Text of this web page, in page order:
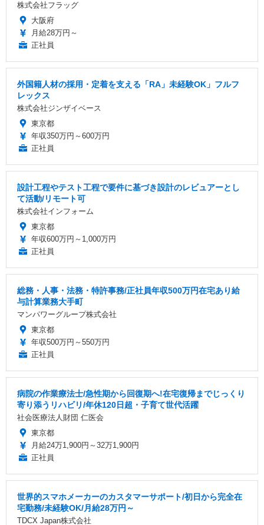
株式会社フラッグ
大阪府
月給28万円～
正社員
外国籍人材の採用・定着を支える「RA」未経験OK」フルフ
レックス
株式会社ジンザイベース
東京都
年収350万円～600万円
正社員
設計工程やテスト工程で要件に基づき設計のレビュアーとし
て活動/リモート可
株式会社インフォーム
東京都
年収600万円～1,000万円
正社員
総務・人事・法務・特許事務/正社員年収500万円在宅あり給
与計算業務大手町
マンパワーグループ株式会社
東京都
年収500万円～550万円
正社員
病院の作業療法士/急性期から回復期へ!在宅復帰までじっくり
寄り添うリハビリ/年休120日超・子育て世代活躍
社会医療法人財団 仁医会
東京都
月給24万1,900円～32万1,900円
正社員
世界的スマホメーカーのカスタマーサポート/初日から完全在
宅勤務/未経験OK/月給28万円～
TDCX Japan株式会社